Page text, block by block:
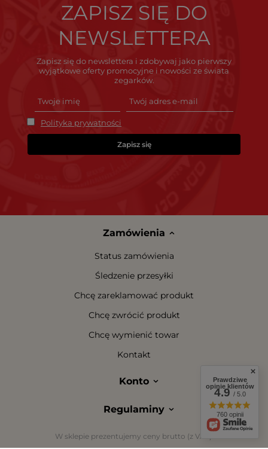
ZAPISZ SIĘ DO
NEWSLETTERA
Zapisz się do newslettera i zdobywaj jako pierwszy
wyjątkowe oferty promocyjne i nowości ze świata
zegarków.
Polityka prywatności
Zapisz się
Zamówienia
Status zamówienia
Śledzenie przesyłki
Chcę zareklamować produkt
Chcę zwrócić produkt
Chcę wymienić towar
Kontakt
Konto
Regulaminy
W sklepie prezentujemy ceny brutto (z VAT).
Prawdziwe
opinie klientów
4.9/ 5.0
760 opinii